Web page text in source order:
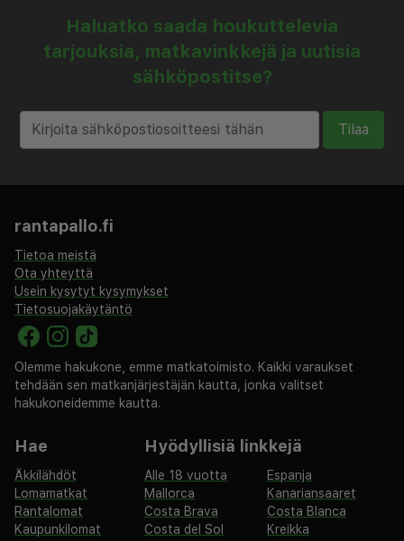
Haluatko saada houkuttelevia
tarjouksia, matkavinkkejä ja uutisia
sähköpostitse?
Tilaa
rantapallo.fi
Tietoa meistä
Ota yhteyttä
Usein kysytyt kysymykset
Tietosuojakäytäntö
Olemme hakukone, emme matkatoimisto. Kaikki varaukset
tehdään sen matkanjärjestäjän kautta, jonka valitset
hakukoneidemme kautta.
Hae
Äkkilähdöt
Lomamatkat
Rantalomat
Kaupunkilomat
Hyödyllisiä linkkejä
Alle 18 vuotta
Espanja
Mallorca
Kanariansaaret
Costa Brava
Costa Blanca
Costa del Sol
Kreikka